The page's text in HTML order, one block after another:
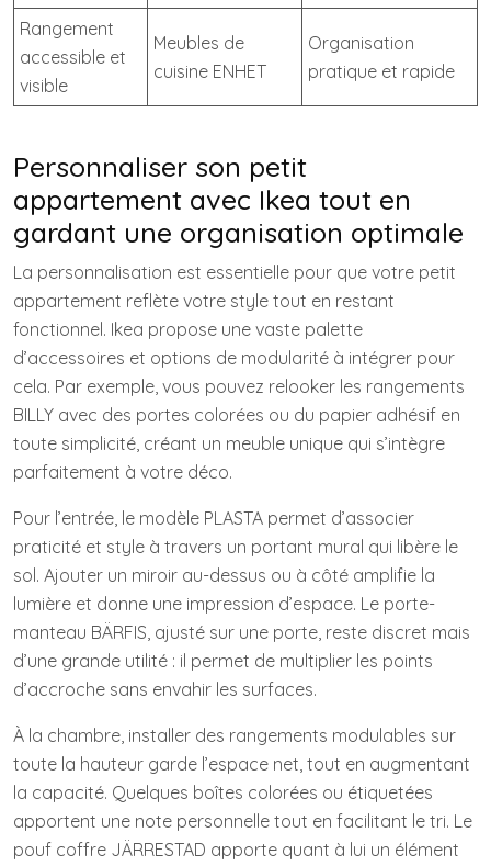
Rangement
accessible et
visible
Meubles de
cuisine ENHET
Organisation
pratique et rapide
Personnaliser son petit
appartement avec Ikea tout en
gardant une organisation optimale
La personnalisation est essentielle pour que votre petit
appartement reflète votre style tout en restant
fonctionnel. Ikea propose une vaste palette
d’accessoires et options de modularité à intégrer pour
cela. Par exemple, vous pouvez relooker les rangements
BILLY avec des portes colorées ou du papier adhésif en
toute simplicité, créant un meuble unique qui s’intègre
parfaitement à votre déco.
Pour l’entrée, le modèle PLASTA permet d’associer
praticité et style à travers un portant mural qui libère le
sol. Ajouter un miroir au-dessus ou à côté amplifie la
lumière et donne une impression d’espace. Le porte-
manteau BÄRFIS, ajusté sur une porte, reste discret mais
d’une grande utilité : il permet de multiplier les points
d’accroche sans envahir les surfaces.
À la chambre, installer des rangements modulables sur
toute la hauteur garde l’espace net, tout en augmentant
la capacité. Quelques boîtes colorées ou étiquetées
apportent une note personnelle tout en facilitant le tri. Le
pouf coffre JÄRRESTAD apporte quant à lui un élément